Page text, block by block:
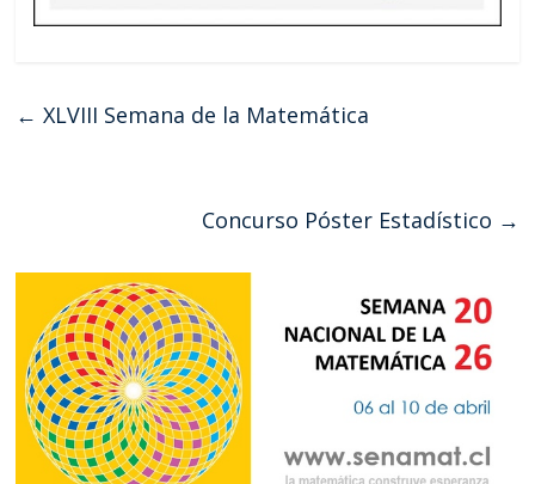
← XLVIII Semana de la Matemática
Concurso Póster Estadístico →